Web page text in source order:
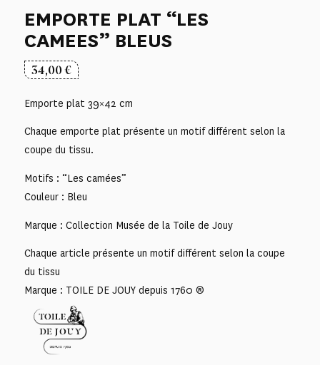
EMPORTE PLAT “LES
CAMEES” BLEUS
34,00€
Emporte plat 39×42 cm
Chaque emporte plat présente un motif différent selon la
coupe du tissu.
Motifs : “Les camées”
Couleur : Bleu
Marque : Collection Musée de la Toile de Jouy
Chaque article présente un motif différent selon la coupe
du tissu
Marque : TOILE DE JOUY depuis 1760 ®